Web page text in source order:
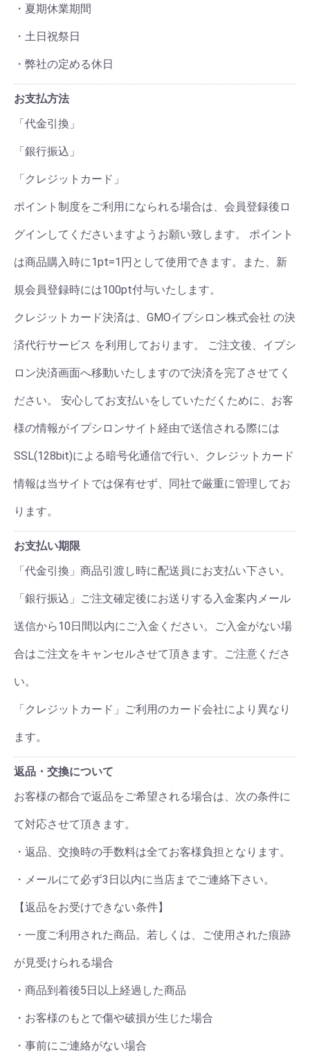
・夏期休業期間
・土日祝祭日
・弊社の定める休日
お支払方法
「代金引換」
「銀行振込」
「クレジットカード」
ポイント制度をご利用になられる場合は、会員登録後ロ
グインしてくださいますようお願い致します。 ポイント
は商品購入時に1pt=1円として使用できます。また、新
規会員登録時には100pt付与いたします。
クレジットカード決済は、GMOイプシロン株式会社 の決
済代行サービス を利用しております。 ご注文後、イプシ
ロン決済画面へ移動いたしますので決済を完了させてく
ださい。 安心してお支払いをしていただくために、お客
様の情報がイプシロンサイト経由で送信される際には
SSL(128bit)による暗号化通信で行い、クレジットカード
情報は当サイトでは保有せず、同社で厳重に管理してお
ります。
お支払い期限
「代金引換」商品引渡し時に配送員にお支払い下さい。
「銀行振込」ご注文確定後にお送りする入金案内メール
送信から10日間以内にご入金ください。ご入金がない場
合はご注文をキャンセルさせて頂きます。ご注意くださ
い。
「クレジットカード」ご利用のカード会社により異なり
ます。
返品・交換について
お客様の都合で返品をご希望される場合は、次の条件に
て対応させて頂きます。
・返品、交換時の手数料は全てお客様負担となります。
・メールにて必ず3日以内に当店までご連絡下さい。
【返品をお受けできない条件】
・一度ご利用された商品。若しくは、ご使用された痕跡
が見受けられる場合
・商品到着後5日以上経過した商品
・お客様のもとで傷や破損が生じた場合
・事前にご連絡がない場合